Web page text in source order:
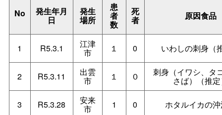
No 発生年月
日
発生
場所
患
者
数
死
者 原因食品
1 R5.3.1 江津
市 １ 0 いわしの刺身（
2 R5.3.11 出雲
市 １ ０ 刺身（イワシ、タ
さば）（推
3 R5.3.28 安来
市 1 0 ホタルイカの